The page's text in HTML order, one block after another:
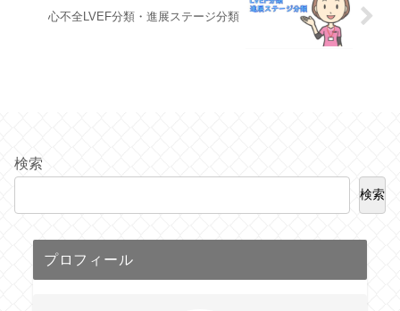
心不全LVEF分類・進展ステージ分類
検索
検索
プロフィール